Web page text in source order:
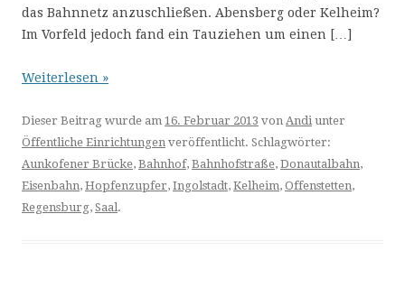
das Bahnnetz anzuschließen. Abensberg oder Kelheim?
Im Vorfeld jedoch fand ein Tauziehen um einen […]
Weiterlesen »
Dieser Beitrag wurde am 16. Februar 2013 von Andiunter
Öffentliche Einrichtungen veröffentlicht. Schlagwörter:
Aunkofener Brücke, Bahnhof, Bahnhofstraße, Donautalbahn,
Eisenbahn, Hopfenzupfer, Ingolstadt, Kelheim, Offenstetten,
Regensburg, Saal.